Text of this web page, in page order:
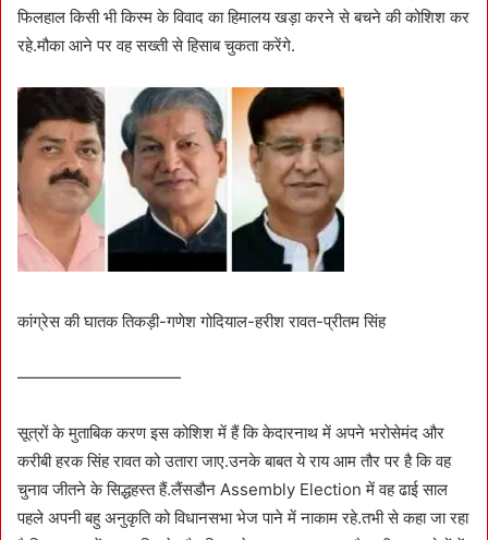
फिलहाल किसी भी किस्म के विवाद का हिमालय खड़ा करने से बचने की कोशिश कर
रहे.मौका आने पर वह सख्ती से हिसाब चुकता करेंगे.
कांग्रेस की घातक तिकड़ी-गणेश गोदियाल-हरीश रावत-प्रीतम सिंह
——————————
सूत्रों के मुताबिक करण इस कोशिश में हैं कि केदारनाथ में अपने भरोसेमंद और
करीबी हरक सिंह रावत को उतारा जाए.उनके बाबत ये राय आम तौर पर है कि वह
चुनाव जीतने के सिद्धहस्त हैं.लैंसडौन Assembly Election में वह ढाई साल
पहले अपनी बहु अनुकृति को विधानसभा भेज पाने में नाकाम रहे.तभी से कहा जा रहा